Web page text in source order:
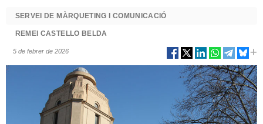
SERVEI DE MÀRQUETING I COMUNICACIÓ
REMEI CASTELLO BELDA
5 de febrer de 2026